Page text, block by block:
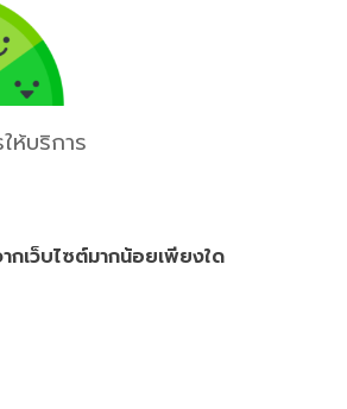
ห้บริการ
กเว็บไซต์มากน้อยเพียงใด